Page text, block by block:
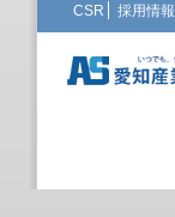
CSR
採用情報